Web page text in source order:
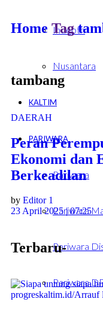
Indepth
Nusantara
KALTIM
PARIWARA
Pariwara
Pariwara
Pariwara
Pariwara
Home Tag
tambang
DAERAH
Peran
Ekonomi dan
Berkeadilan
by Editor 1
23 April 2025 | 07:25
Terbaru-